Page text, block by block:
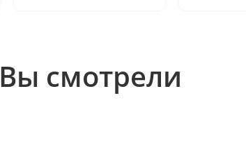
Вы смотрели